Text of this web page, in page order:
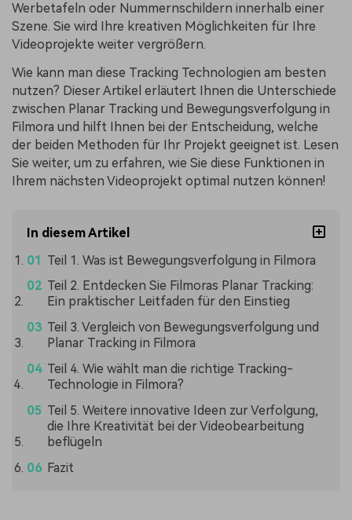
Werbetafeln oder Nummernschildern innerhalb einer
Szene. Sie wird Ihre kreativen Möglichkeiten für Ihre
Videoprojekte weiter vergrößern.
Wie kann man diese Tracking Technologien am besten
nutzen? Dieser Artikel erläutert Ihnen die Unterschiede
zwischen Planar Tracking und Bewegungsverfolgung in
Filmora und hilft Ihnen bei der Entscheidung, welche
der beiden Methoden für Ihr Projekt geeignet ist. Lesen
Sie weiter, um zu erfahren, wie Sie diese Funktionen in
Ihrem nächsten Videoprojekt optimal nutzen können!
In diesem Artikel
Teil 1. Was ist Bewegungsverfolgung in Filmora
Teil 2. Entdecken Sie Filmoras Planar Tracking:
Ein praktischer Leitfaden für den Einstieg
Teil 3. Vergleich von Bewegungsverfolgung und
Planar Tracking in Filmora
Teil 4. Wie wählt man die richtige Tracking-
Technologie in Filmora?
Teil 5. Weitere innovative Ideen zur Verfolgung,
die Ihre Kreativität bei der Videobearbeitung
beflügeln
Fazit